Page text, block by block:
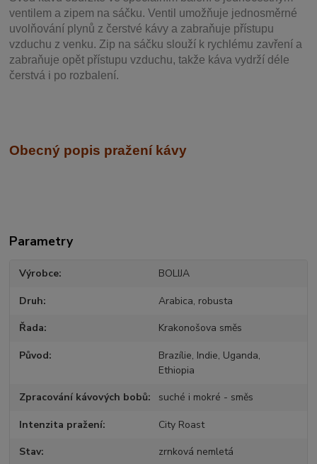
ventilem a zipem na sáčku. Ventil umožňuje jednosměrné
uvolňování plynů z čerstvé kávy a zabraňuje přístupu
vzduchu z venku. Zip na sáčku slouží k rychlému zavření a
zabraňuje opět přístupu vzduchu, takže káva vydrží déle
čerstvá i po rozbalení.
Obecný popis pražení kávy
Parametry
Výrobce BOLIJA
Druh Arabica, robusta
Řada Krakonošova směs
Původ
Brazílie, Indie, Uganda,
Ethiopia
Zpracování kávových bobů suché i mokré - směs
Intenzita pražení City Roast
Stav zrnková nemletá